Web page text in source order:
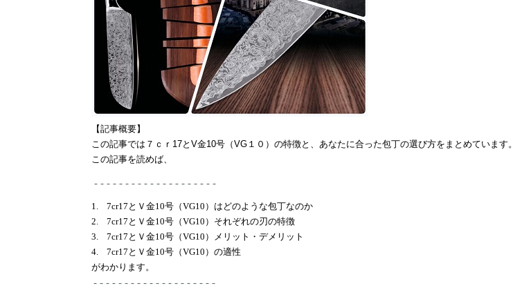
【記事概要】
この記事では７ｃｒ17とV金10号（VG１０）の特徴と、あなたに合った包丁の選び方をまとめています。
この記事を読めば、
- - - - - - - - - - - - - - - - - - - -
1. 7cr17 とＶ金10号（VG10 ）はどのような包丁なのか
2.
7cr17 とＶ金10号（VG10 ）それぞれの刃の特徴
3.
7cr17 とＶ金10号（VG10 ）メリット・デメリット
4.
7cr17 とＶ金10号（VG10 ）の適性
がわかります。
- - - - - - - - - - - - - - - - - - - -